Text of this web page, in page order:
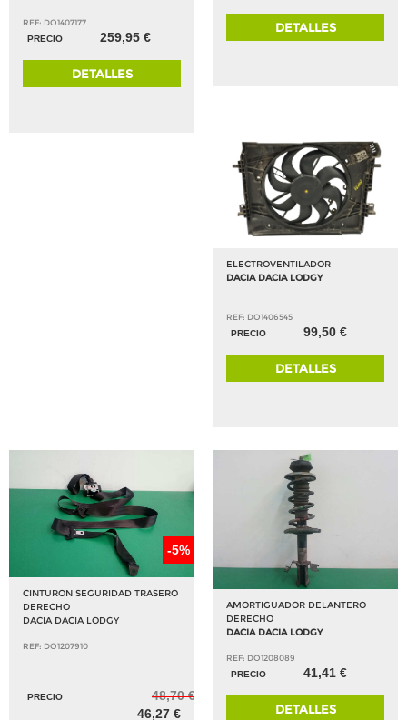
REF: DO1407177
PRECIO
259,95 €
DETALLES
DETALLES
ELECTROVENTILADOR
DACIA DACIA LODGY
REF: DO1406545
PRECIO
99,50 €
DETALLES
-5%
CINTURON SEGURIDAD TRASERO
DERECHO
DACIA DACIA LODGY
REF: DO1207910
PRECIO
48,70 €
46,27 €
AMORTIGUADOR DELANTERO
DERECHO
DACIA DACIA LODGY
REF: DO1208089
PRECIO
41,41 €
DETALLES